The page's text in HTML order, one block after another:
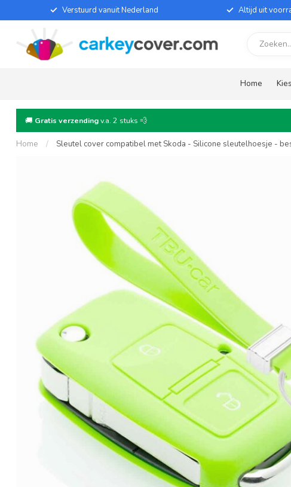
Verstuurd vanuit Nederland Altijd uit
Home
🚚 Gratis verzendingv.a. 2 stuks 💨
Home / Sleutel cover compatibel met Skoda - Silicone sleutelhoesje -